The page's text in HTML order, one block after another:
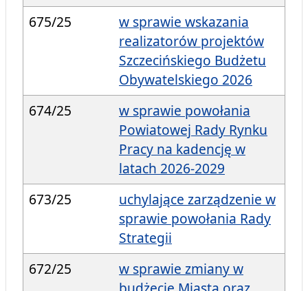
675/25
w sprawie wskazania
realizatorów projektów
Szczecińskiego Budżetu
Obywatelskiego 2026
674/25
w sprawie powołania
Powiatowej Rady Rynku
Pracy na kadencję w
latach 2026-2029
673/25
uchylające zarządzenie w
sprawie powołania Rady
Strategii
672/25
w sprawie zmiany w